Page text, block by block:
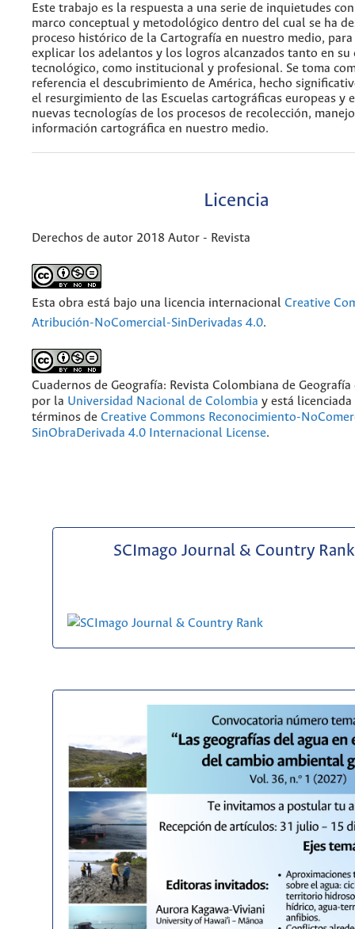
Este trabajo es la respuesta a una serie de inquietudes
marco conceptual y metodológico dentro del cual se ha
proceso histórico de la Cartografía en nuestro medio,
explicar los adelantos y los logros alcanzados tanto en su
tecnológico, como institucional y profesional. Se toma
referencia el descubrimiento de América, hecho
el resurgimiento de las Escuelas cartográficas europeas y
nuevas tecnologías de los procesos de recolección,
información cartográfica en nuestro medio.
Licencia
Derechos de autor 2018 Autor - Revista
Esta obra está bajo una licencia internacional Creative
Atribución-NoComercial-SinDerivadas 4.0.
Cuadernos de Geografía: Revista Colombiana de Geografía
por la Universidad Nacional de Colombia y está
términos de Creative Commons Reconocimiento-
SinObraDerivada 4.0 Internacional License.
SCImago Journal & Country Rank